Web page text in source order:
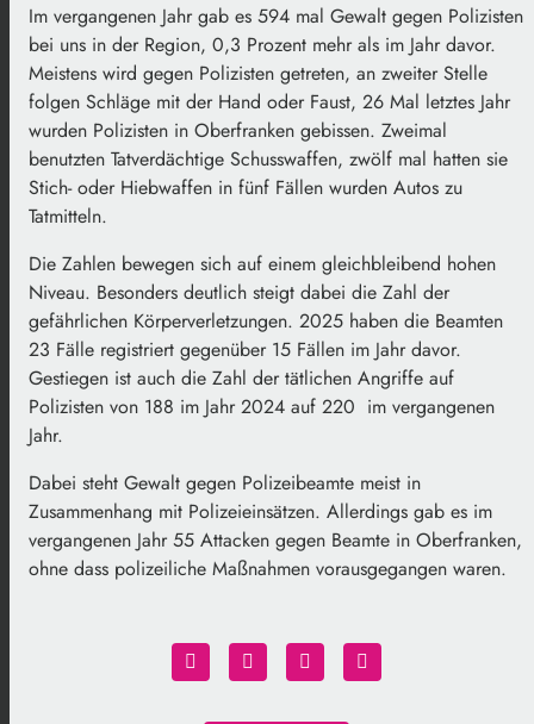
Im vergangenen Jahr gab es 594 mal Gewalt gegen Polizisten
bei uns in der Region, 0,3 Prozent mehr als im Jahr davor.
Meistens wird gegen Polizisten getreten, an zweiter Stelle
folgen Schläge mit der Hand oder Faust, 26 Mal letztes Jahr
wurden Polizisten in Oberfranken gebissen. Zweimal
benutzten Tatverdächtige Schusswaffen, zwölf mal hatten sie
Stich- oder Hiebwaffen in fünf Fällen wurden Autos zu
Tatmitteln.
Die Zahlen bewegen sich auf einem gleichbleibend hohen
Niveau. Besonders deutlich steigt dabei die Zahl der
gefährlichen Körperverletzungen. 2025 haben die Beamten
23 Fälle registriert gegenüber 15 Fällen im Jahr davor.
Gestiegen ist auch die Zahl der tätlichen Angriffe auf
Polizisten von 188 im Jahr 2024 auf 220 im vergangenen
Jahr.
Dabei steht Gewalt gegen Polizeibeamte meist in
Zusammenhang mit Polizeieinsätzen. Allerdings gab es im
vergangenen Jahr 55 Attacken gegen Beamte in Oberfranken,
ohne dass polizeiliche Maßnahmen vorausgegangen waren.